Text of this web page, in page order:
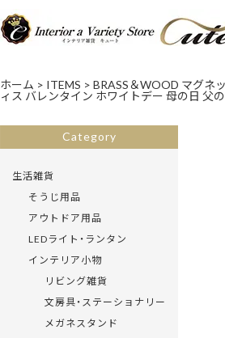
ホーム > ITEMS > BRASS＆WOOD マグネ
ィス バレンタイン ホワイトデー 母の日 父
Category
生活雑貨
そうじ用品
アウトドア用品
LEDライト・ランタン
インテリア小物
リビング雑貨
文房具・ステーショナリー
メガネスタンド